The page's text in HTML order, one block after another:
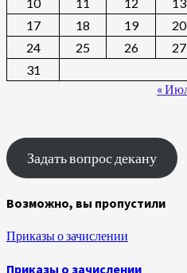
17
18 19 20
24
25 26 27
31
«
Задать вопрос декану
Возможно, вы пропустили
Приказы о зачислении
Приказы о зачислении